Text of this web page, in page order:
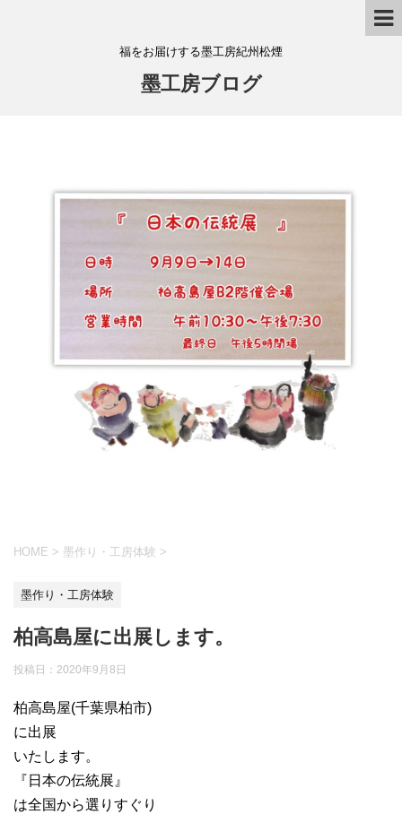
福をお届けする墨工房紀州松煙
墨工房ブログ
HOME > 墨作り・工房体験 >
墨作り・工房体験
柏高島屋に出展します。
投稿日： 2020年9月8日
柏高島屋(千葉県柏市)
に出展
いたします。
『日本の伝統展』
は全国から選りすぐり